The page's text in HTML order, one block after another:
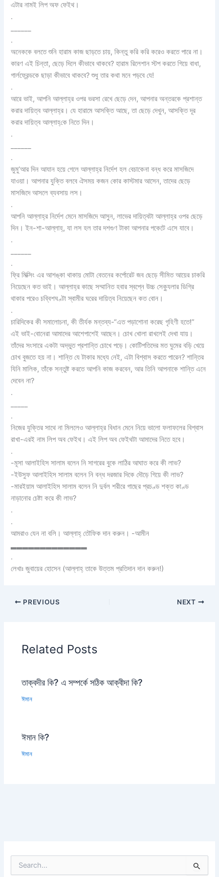
এটার নামই লিপ অফ ফেইথ।
.
.
অনেককে বলতে শুনি হারাম কাজ ছাড়তে চায়, কিন্তু করি করি করেও করতে পারে না।
কারণ এই চিন্তা, ছেড়ে দিলে কীভাবে থাকবে? হারাম রিলেশান স্টপ করতে গিয়ে বাধা,
গার্লফ্রেন্ডকে ছাড়া কীভাবে থাকবে? শুধু তার কথা মনে পড়বে যে!
.
আরে ভাই, আপনি আল্লাহ্‌র ওপর ভরসা রেখে ছেড়ে দেন, আপনার অন্তরকে প্রশান্ত
করার দায়িত্ব আল্লাহ্‌র। যে হারামে আসক্তি আছে, তা ছেড়ে দেখুন, আসক্তি দূর
করার দায়িত্ব আল্লাহ্‌কে নিতে দিন।
.
.
জুমু’আর দিন আযান হয়ে গেলে আল্লাহ্‌র নির্দেশ হল বেচাকেনা বন্ধ করে মাসজিদে
যাওয়া। আপনার যুক্তি বলবে ঐসময় কজন কোর কাস্টমার আসেন, তাদের ছেড়ে
মাসজিদে আসলে ব্যবসায় লস।
.
আপনি আল্লাহ্‌র নির্দেশ মেনে মাসজিদে আসুন, লাভের দায়িত্বটা আল্লাহ্‌র ওপর ছেড়ে
দিন। ইন-শা-আল্লাহ্‌, যা লস হল তার দশগুণ টাকা আপনার পকেটে এসে যাবে।
.
.
ফ্রি মিক্সিং এর আশঙ্কা থাকায় মোটা বেতনের কর্পোরেট জব ছেড়ে সীমিত আয়ের চাকরি
নিয়েছেন কত ভাই। আল্লাহ্‌র কাছে সম্মানিত হবার স্বপ্নে উচ্চ সেক্যুলার ডিগ্রি
থাকার পরেও চব্বিশঘণ্টা স্বামীর ঘরের দায়িত্ব নিয়েছেন কত বোন।
.
চারিদিকের কী সমালোচনা, কী তীর্যক মন্তব্য-“এত পড়াশোনা করেছ গৃহিণী হতে!”
এই ভাই-বোনেরা আমাদের আশেপাশেই আছেন। চোখ খোলা রাখলেই দেখা যায়।
তাঁদের সংসারে একটা অদ্ভুত প্রশান্তি চোখে পড়ে। কোটিপতিদের মত ঘুমের বড়ি খেয়ে
চোখ বুজতে হয় না। শান্তি যে টাকার মধ্যে নেই, এটা বিশ্বাস করতে পারেন? শান্তির
যিনি মালিক, তাঁকে সন্তুষ্ট করতে আপনি কাজ করবেন, আর তিনি আপনাকে শান্তি এনে
দেবেন না?
.
.
নিজের যুক্তির সাথে না মিললেও আল্লাহ্‌র বিধান মেনে নিয়ে ভালো ফলাফলের বিশ্বাস
রাখা-এরই নাম লিপ অব ফেইথ। এই লিপ অব ফেইথটা আমাদের নিতে হবে।
.
-মূসা আলাইহিস সালাম বলেন নি সাগরের বুকে লাঠির আঘাত করে কী লাভ?
-ইউসুফ আলাইহিস সালাম বলেন নি বন্ধ দরজার দিকে দৌড়ে গিয়ে কী লাভ?
-মারইয়াম আলাইহিস সালাম বলেন নি দুর্বল শরীরে গাছের প্রচণ্ড শক্ত কাণ্ড
নাড়ানোর চেষ্টা করে কী লাভ?
.
.
আমরাও যেন না বলি। আল্লাহ্‌ তৌফিক দান করুন। -আমীন
▂▂▂▂▂▂▂▂▂▂▂▂▂
.
লেখাঃ জুবায়ের হোসেন (আল্লাহ্‌ তাকে উত্তম প্রতিদান দান করুন!)
PREVIOUS NEXT
Related Posts
তাক্বদীর কি? এ সম্পর্কে সঠিক আক্বীদা কি?
ঈমান
ঈমান কি?
ঈমান
e